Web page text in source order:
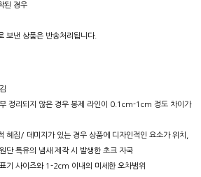
된 경우
보낸 상품은 반송처리됩니다.
정리되지 않은 경우 봉제 라인이 0.1cm-1cm 정도 차이가
헤짐/ 데미지가 있는 경우 상품에 디자인적인 요소가 위치,
단 특유의 냄새 제작 시 발생한 초크 자국
기 사이즈와 1-2cm 이내의 미세한 오차범위